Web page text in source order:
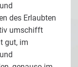
des Erlaubten
umschifft
gut, im